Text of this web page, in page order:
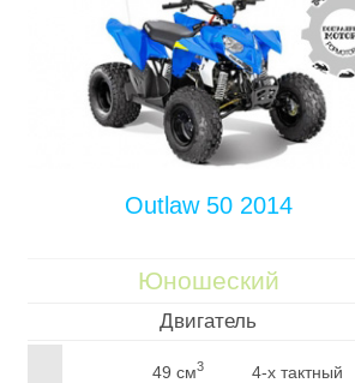
Outlaw 50 2014
Юношеский
Двигатель
49 см3 4-х тактный